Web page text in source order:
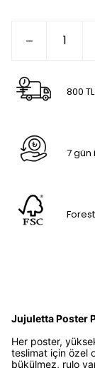
800
7
Jujuletta Poster
Her poster,
teslimat için özel
bükülmez, rulo